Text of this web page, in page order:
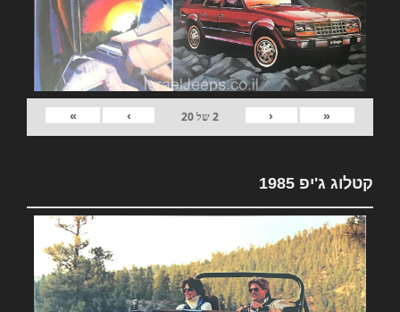
«
‹
2של20
›
»
קטלוג ג'יפ 1985